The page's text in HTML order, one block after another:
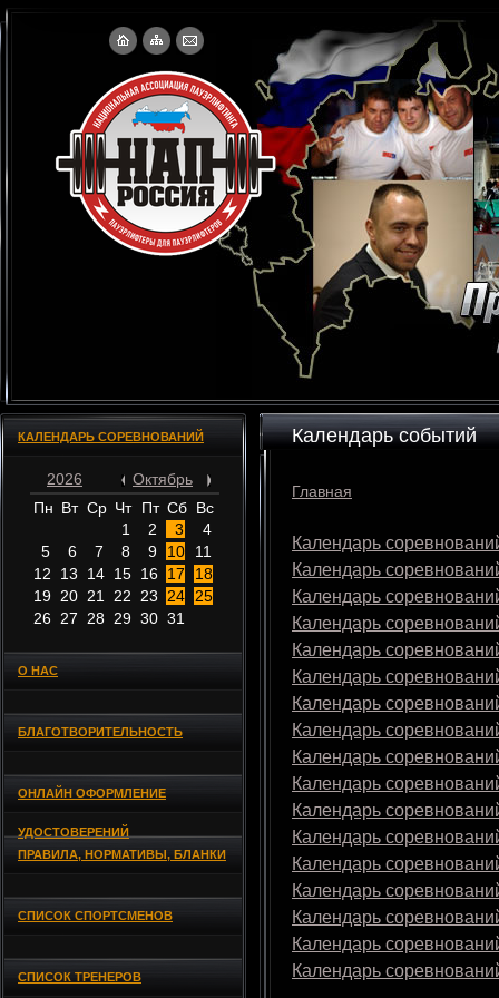
КАЛЕНДАРЬ СОРЕВНОВАНИЙ
2026
Октябрь
Пн Вт Ср Чт Пт Сб Вс
1
2 3
4
5
6 7 8 9 10
11
12
13 14 15 16 17
18
19 20 21 22 23 24
25
26 27 28 29 30 31
О НАС
БЛАГОТВОРИТЕЛЬНОСТЬ
ОНЛАЙН ОФОРМЛЕНИЕ
УДОСТОВЕРЕНИЙ
ПРАВИЛА, НОРМАТИВЫ, БЛАНКИ
СПИСОК СПОРТСМЕНОВ
СПИСОК ТРЕНЕРОВ
Календарь событий
Главная
Календарь
Календарь
Календарь
Календарь
Календарь
Календарь
Календарь
Календарь
Календарь
Календарь
Календарь
Календарь
Календарь
Календарь
Календарь
Календарь
Календарь